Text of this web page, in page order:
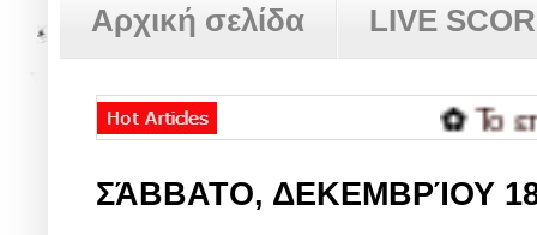
Αρχική σελίδα LIVE
Το
ΣΆΒΒΑΤΟ, ΔΕΚΕΜΒΡΊΟΥ